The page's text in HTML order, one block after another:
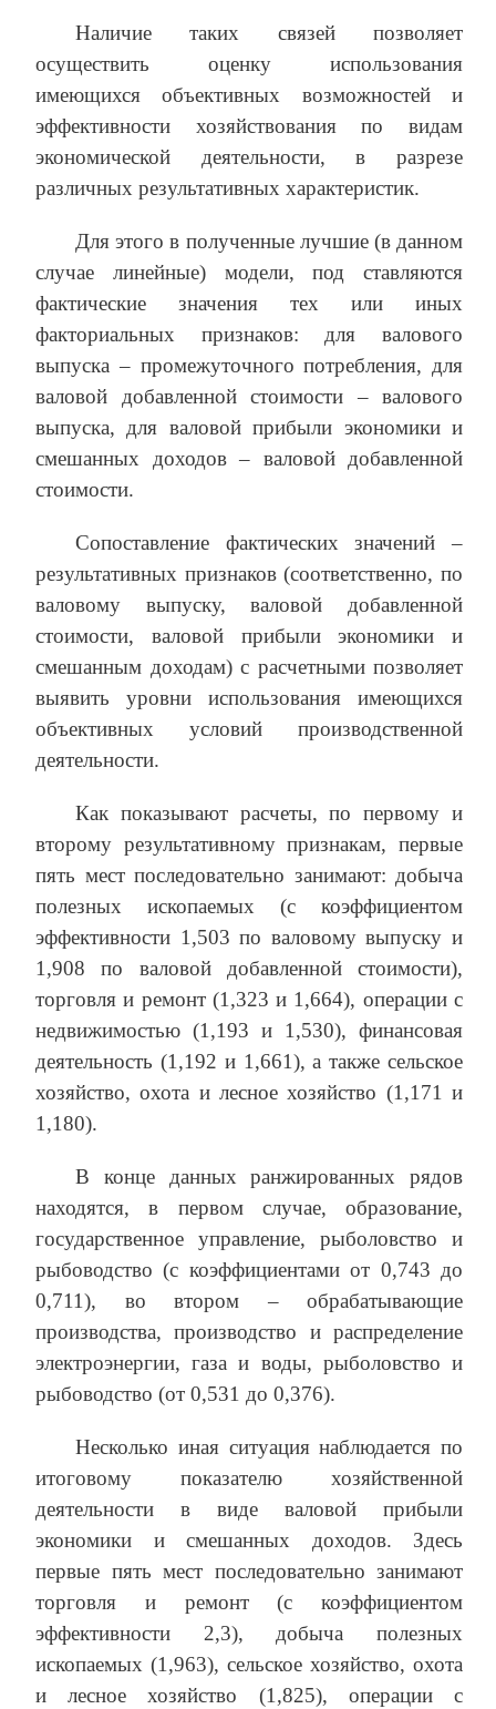
Наличие таких связей позволяет
осуществить оценку использования
имеющихся объективных возможностей и
эффективности хозяйствования по видам
экономической деятельности, в разрезе
различных результативных характеристик.
Для этого в полученные лучшие (в данном
случае линейные) модели, под ставляются
фактические значения тех или иных
факториальных признаков: для валового
выпуска – промежуточного потребления, для
валовой добавленной стоимости – валового
выпуска, для валовой прибыли экономики и
смешанных доходов – валовой добавленной
стоимости.
Сопоставление фактических значений –
результативных признаков (соответственно, по
валовому выпуску, валовой добавленной
стоимости, валовой прибыли экономики и
смешанным доходам) с расчетными позволяет
выявить уровни использования имеющихся
объективных условий производственной
деятельности.
Как показывают расчеты, по первому и
второму результативному признакам, первые
пять мест последовательно занимают: добыча
полезных ископаемых (с коэффициентом
эффективности 1,503 по валовому выпуску и
1,908 по валовой добавленной стоимости),
торговля и ремонт (1,323 и 1,664), операции с
недвижимостью (1,193 и 1,530), финансовая
деятельность (1,192 и 1,661), а также сельское
хозяйство, охота и лесное хозяйство (1,171 и
1,180).
В конце данных ранжированных рядов
находятся, в первом случае, образование,
государственное управление, рыболовство и
рыбоводство (с коэффициентами от 0,743 до
0,711), во втором – обрабатывающие
производства, производство и распределение
электроэнергии, газа и воды, рыболовство и
рыбоводство (от 0,531 до 0,376).
Несколько иная ситуация наблюдается по
итоговому показателю хозяйственной
деятельности в виде валовой прибыли
экономики и смешанных доходов. Здесь
первые пять мест последовательно занимают
торговля и ремонт (с коэффициентом
эффективности 2,3), добыча полезных
ископаемых (1,963), сельское хозяйство, охота
и лесное хозяйство (1,825), операции с